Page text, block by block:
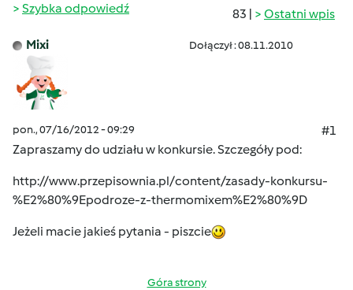
83 | Ostatni wpis
Szybka odpowiedź
Mixi Dołączył : 08.11.2010
pon., 07/16/2012 - 09:29
#1
Zapraszamy do udziału w konkursie. Szczegóły pod:
http://www.przepisownia.pl/content/zasady-konkursu-
%E2%80%9Epodroze-z-thermomixem%E2%80%9D
Jeżeli macie jakieś pytania - piszcie
Góra strony